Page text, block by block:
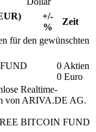
+/-
%
Zeit
für den gewünschten
0 Aktien
0 Euro
Realtime-
von ARIVA.DE AG.
BITCOIN FUND